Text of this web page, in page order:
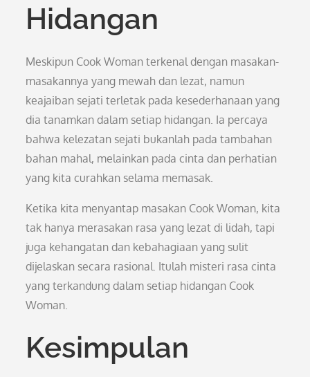
Hidangan
Meskipun Cook Woman terkenal dengan masakan-
masakannya yang mewah dan lezat, namun
keajaiban sejati terletak pada kesederhanaan yang
dia tanamkan dalam setiap hidangan. Ia percaya
bahwa kelezatan sejati bukanlah pada tambahan
bahan mahal, melainkan pada cinta dan perhatian
yang kita curahkan selama memasak.
Ketika kita menyantap masakan Cook Woman, kita
tak hanya merasakan rasa yang lezat di lidah, tapi
juga kehangatan dan kebahagiaan yang sulit
dijelaskan secara rasional. Itulah misteri rasa cinta
yang terkandung dalam setiap hidangan Cook
Woman.
Kesimpulan